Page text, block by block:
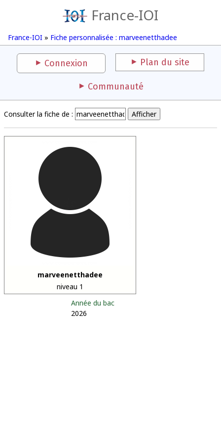
France-IOI
France-IOI » Fiche personnalisée : marveenetthadee
Connexion Plan du site
Communauté
Consulter la fiche de :
marveenetthadee
niveau 1
Année du bac
2026